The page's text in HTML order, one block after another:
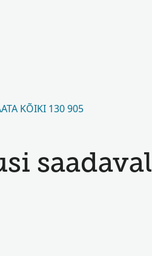
KÕIKI 130 905
saadaval